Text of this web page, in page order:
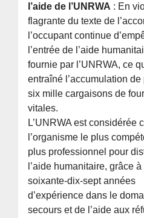
l’aide de l’UNRWA : En
flagrante du texte de
l’occupant continue
l’entrée de l’aide
fournie par l’UNRWA, ce
entraîné l’accumulation de
six mille cargaisons de
vitales.
L’UNRWA est considérée
l’organisme le plus
plus professionnel pour
l’aide humanitaire, grâce
soixante-dix-sept années
d’expérience dans le
secours et de l’aide aux